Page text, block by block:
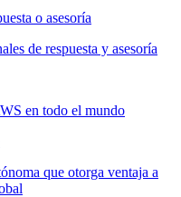
o asesoría
de respuesta y asesoría
en todo el mundo
que otorga ventaja a